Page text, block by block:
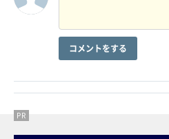
コメントをする
PR
PR
PR